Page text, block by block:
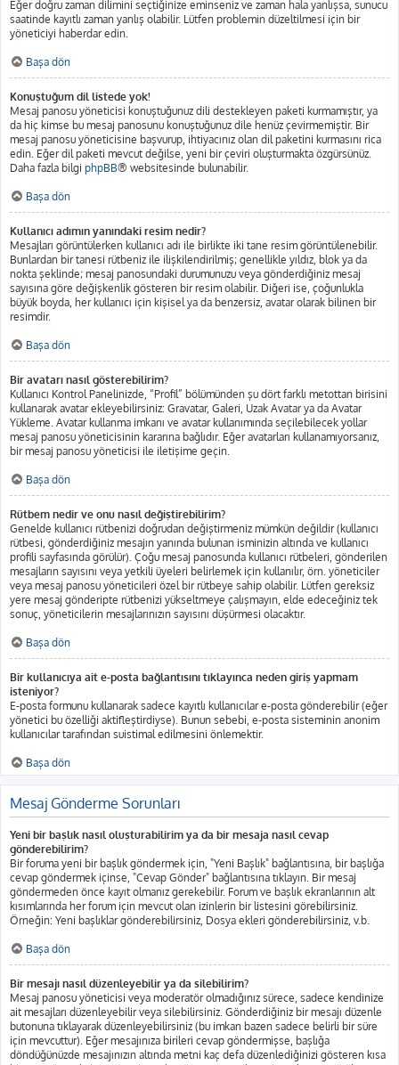
Eğer doğru zaman dilimini seçtiğinize eminseniz ve zaman hala yanlışsa, sunucu
saatinde kayıtlı zaman yanlış olabilir. Lütfen problemin düzeltilmesi için bir
yöneticiyi haberdar edin.
Başa dön
Konuştuğum dil listede yok!
Mesaj panosu yöneticisi konuştuğunuz dili destekleyen paketi kurmamıştır, ya
da hiç kimse bu mesaj panosunu konuştuğunuz dile henüz çevirmemiştir. Bir
mesaj panosu yöneticisine başvurup, ihtiyacınız olan dil paketini kurmasını rica
edin. Eğer dil paketi mevcut değilse, yeni bir çeviri oluşturmakta özgürsünüz.
Daha fazla bilgi phpBB® websitesinde bulunabilir.
Başa dön
Kullanıcı adımın yanındaki resim nedir?
Mesajları görüntülerken kullanıcı adı ile birlikte iki tane resim görüntülenebilir.
Bunlardan bir tanesi rütbeniz ile ilişkilendirilmiş; genellikle yıldız, blok ya da
nokta şeklinde; mesaj panosundaki durumunuzu veya gönderdiğiniz mesaj
sayısına göre değişkenlik gösteren bir resim olabilir. Diğeri ise, çoğunlukla
büyük boyda, her kullanıcı için kişisel ya da benzersiz, avatar olarak bilinen bir
resimdir.
Başa dön
Bir avatarı nasıl gösterebilirim?
Kullanıcı Kontrol Panelinizde, “Profil” bölümünden şu dört farklı metottan birisini
kullanarak avatar ekleyebilirsiniz: Gravatar, Galeri, Uzak Avatar ya da Avatar
Yükleme. Avatar kullanma imkanı ve avatar kullanımında seçilebilecek yollar
mesaj panosu yöneticisinin kararına bağlıdır. Eğer avatarları kullanamıyorsanız,
bir mesaj panosu yöneticisi ile iletişime geçin.
Başa dön
Rütbem nedir ve onu nasıl değiştirebilirim?
Genelde kullanıcı rütbenizi doğrudan değiştirmeniz mümkün değildir (kullanıcı
rütbesi, gönderdiğiniz mesajın yanında bulunan isminizin altında ve kullanıcı
profili sayfasında görülür). Çoğu mesaj panosunda kullanıcı rütbeleri, gönderilen
mesajların sayısını veya yetkili üyeleri belirlemek için kullanılır, örn. yöneticiler
veya mesaj panosu yöneticileri özel bir rütbeye sahip olabilir. Lütfen gereksiz
yere mesaj gönderipte rütbenizi yükseltmeye çalışmayın, elde edeceğiniz tek
sonuç, yöneticilerin mesajlarınızın sayısını düşürmesi olacaktır.
Başa dön
Bir kullanıcıya ait e-posta bağlantısını tıklayınca neden giriş yapmam
isteniyor?
E-posta formunu kullanarak sadece kayıtlı kullanıcılar e-posta gönderebilir (eğer
yönetici bu özelliği aktifleştirdiyse). Bunun sebebi, e-posta sisteminin anonim
kullanıcılar tarafından suistimal edilmesini önlemektir.
Başa dön
Mesaj Gönderme Sorunları
Yeni bir başlık nasıl oluşturabilirim ya da bir mesaja nasıl cevap
gönderebilirim?
Bir foruma yeni bir başlık göndermek için, "Yeni Başlık" bağlantısına, bir başlığa
cevap göndermek içinse, "Cevap Gönder" bağlantısına tıklayın. Bir mesaj
göndermeden önce kayıt olmanız gerekebilir. Forum ve başlık ekranlarının alt
kısımlarında her forum için mevcut olan izinlerin bir listesini görebilirsiniz.
Örneğin: Yeni başlıklar gönderebilirsiniz, Dosya ekleri gönderebilirsiniz, v.b.
Başa dön
Bir mesajı nasıl düzenleyebilir ya da silebilirim?
Mesaj panosu yöneticisi veya moderatör olmadığınız sürece, sadece kendinize
ait mesajları düzenleyebilir veya silebilirsiniz. Gönderdiğiniz bir mesajı düzenle
butonuna tıklayarak düzenleyebilirsiniz (bu imkan bazen sadece belirli bir süre
için mevcuttur). Eğer mesajınıza birileri cevap göndermişse, başlığa
döndüğünüzde mesajınızın altında metni kaç defa düzenlediğinizi gösteren kısa